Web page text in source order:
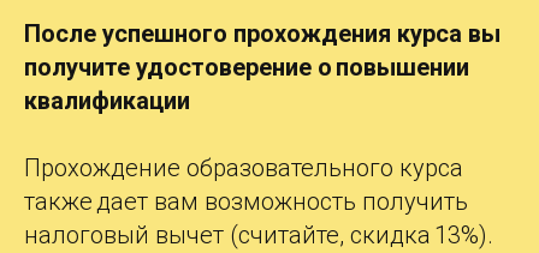
После успешного прохождения курса вы
получите удостоверение о повышении
квалификации
Прохождение образовательного курса
также дает вам возможность получить
налоговый вычет (считайте, скидка 13%).